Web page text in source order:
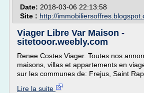
Date: 2018-03-06 22:13:58
Site : http://
Viager Libre Var Maison -
sitetooor.weebly.com
Renee Costes Viager. Toutes nos
maisons, villas et appartements en
sur les communes de: Frejus, Saint
Lire la suite